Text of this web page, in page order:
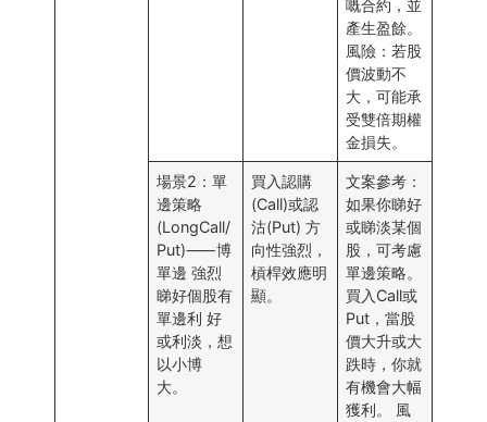
嘅合約，並
產⽣盈餘。
⾵險：若股
價波動不
⼤，可能承
受雙倍期權
⾦損失。
場景2：單
邊策略
(LongCall/
Put)⸺博
單邊 強烈
睇好個股有
單邊利 好
或利淡，想
以⼩博
⼤。
買⼊認購
(Call)或認
沽(Put) ⽅
向性強烈，
槓桿效應明
顯。
⽂案參考：
如果你睇好
或睇淡某個
股，可考慮
單邊策略。
買⼊Call或
Put，當股
價⼤升或⼤
跌時，你就
有機會⼤幅
獲利。 ⾵